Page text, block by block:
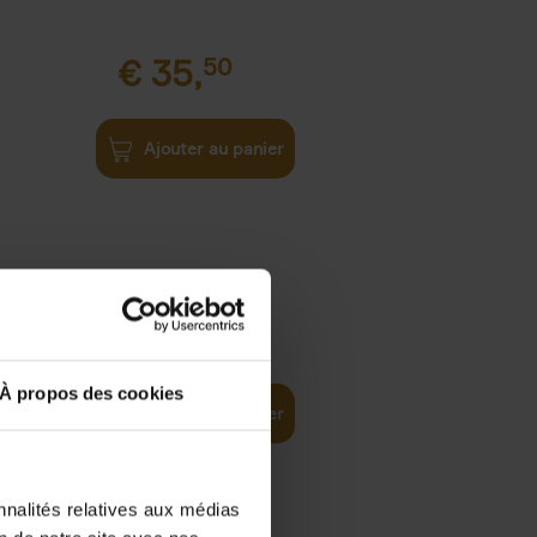
À propos des cookies
relatives aux médias
€ 35,50
Ajouter au panier
37,50
Ajouter au panier